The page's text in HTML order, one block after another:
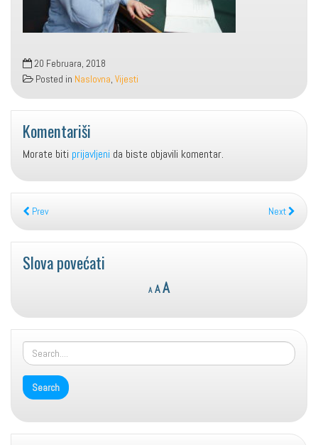
20 Februara, 2018
Posted in Naslovna, Vijesti
Komentariši
Morate biti prijavljeni da biste objavili komentar.
Prev Next
Slova povećati
A
Decrease
font
A Reset
size.
AIncrease
size.